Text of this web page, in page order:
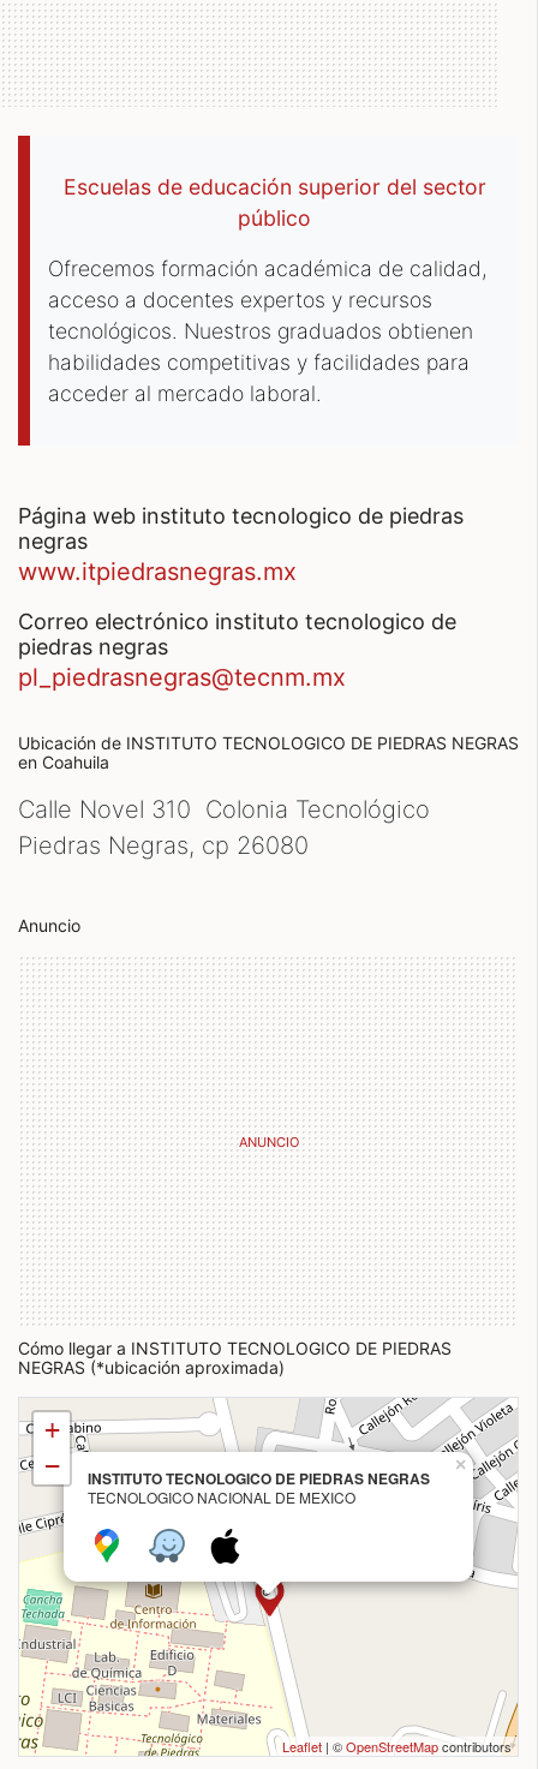
Escuelas de educación superior del sector
público
Ofrecemos formación académica de calidad,
acceso a docentes expertos y recursos
tecnológicos. Nuestros graduados obtienen
habilidades competitivas y facilidades para
acceder al mercado laboral.
página web instituto tecnologico de piedras
negras
www.itpiedrasnegras.mx
correo electrónico instituto tecnologico de
piedras negras
pl_piedrasnegras@tecnm.mx
Ubicación de INSTITUTO TECNOLOGICO DE PIEDRAS NEGRAS
en Coahuila
Calle Novel 310 Colonia Tecnológico
Piedras Negras, cp 26080
Anuncio
Cómo llegar a INSTITUTO TECNOLOGICO DE PIEDRAS
NEGRAS (*ubicación aproximada)
INSTITUTO TECNOLOGICO DE PIEDRAS NEGRAS
TECNOLOGICO NACIONAL DE MEXICO
×
+
−
Leaflet | ©OpenStreetMapcontributors